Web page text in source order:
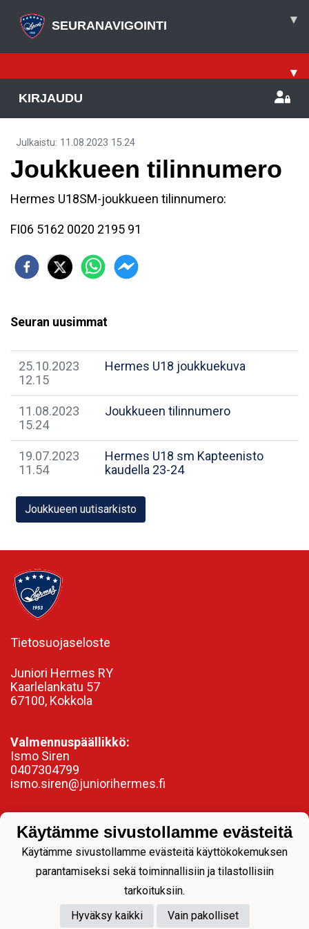
SEURANAVIGOINTI ▾
▾
KIRJAUDU
Julkaistu: 11.08.2023 15.24
Joukkueen tilinnumero
Hermes U18SM-joukkueen tilinnumero:
FI06 5162 0020 2195 91
Seuran uusimmat
25.10.2023
12.15
Hermes U18 joukkuekuva
11.08.2023
15.24
Joukkueen tilinnumero
19.07.2023
11.54
Hermes U18 sm Kapteenisto
kaudella 23-24
Joukkueen uutisarkisto
Tietosuojaseloste
Juniori Hermes RY
Kaarlelankatu 57
67100, Kokkola
Valmennuspäällikkö:
Ismo Siren
0407304799
ismo.siren@juniorihermes.fi
Powered by
Käytämme sivustollamme evästeitä
Käytämme sivustollamme evästeitä käyttökokemuksen
parantamiseksi sekä toiminnallisiin ja tilastollisiin
tarkoituksiin.
Hyväksy kaikki
Vain pakolliset